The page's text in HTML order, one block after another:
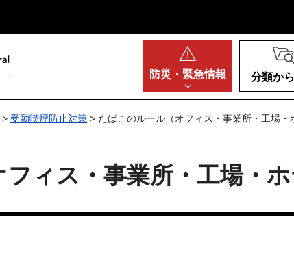
防災・ 緊急情報 分類か
> 受動喫煙防止対策 > たばこのルール（オフィス・事業所・工場・
ィス・事業所・工場・ホ